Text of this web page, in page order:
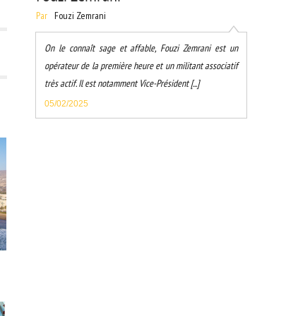
Par Fouzi Zemrani
On le connaît sage et affable, Fouzi Zemrani est un
opérateur de la première heure et un militant associatif
très actif. Il est notamment Vice-Président [...]
05/02/2025